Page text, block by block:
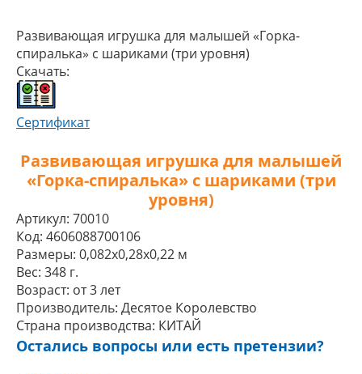
Развивающая игрушка для малышей «Горка-
спиралька» с шариками (три уровня)
Скачать:
Сертификат
Развивающая игрушка для малышей
«Горка-спиралька» с шариками (три
уровня)
Артикул: 70010
Код: 4606088700106
Размеры: 0,082x0,28x0,22 м
Вес: 348 г.
Возраст: от 3 лет
Производитель: Десятое Королевство
Страна производства: КИТАЙ
Остались вопросы или есть претензии?